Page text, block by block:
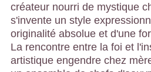
créateur nourri de mystique
s'invente un style
originalité absolue et d'une
La rencontre entre la foi et
artistique engendre chez